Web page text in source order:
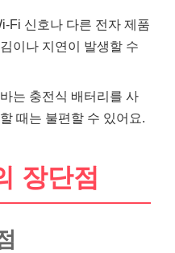
Fi 신호나 다른 전자 제품
이나 지연이 발생할 수
는 충전식 배터리를 사
때는 불편할 수 있어요.
장단점